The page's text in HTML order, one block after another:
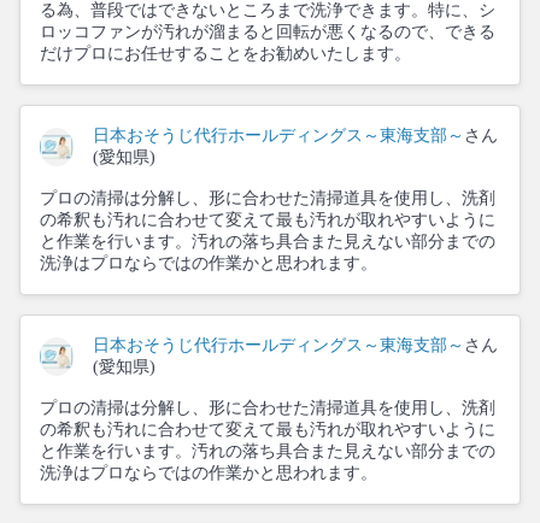
る為、普段ではできないところまで洗浄できます。特に、シ
ロッコファンが汚れが溜まると回転が悪くなるので、できる
だけプロにお任せすることをお勧めいたします。
日本おそうじ代行ホールディングス～東海支部～ さん
(愛知県)
プロの清掃は分解し、形に合わせた清掃道具を使用し、洗剤
の希釈も汚れに合わせて変えて最も汚れが取れやすいように
と作業を行います。汚れの落ち具合また見えない部分までの
洗浄はプロならではの作業かと思われます。
日本おそうじ代行ホールディングス～東海支部～ さん
(愛知県)
プロの清掃は分解し、形に合わせた清掃道具を使用し、洗剤
の希釈も汚れに合わせて変えて最も汚れが取れやすいように
と作業を行います。汚れの落ち具合また見えない部分までの
洗浄はプロならではの作業かと思われます。